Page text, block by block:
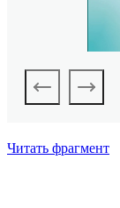
Читать фрагмент